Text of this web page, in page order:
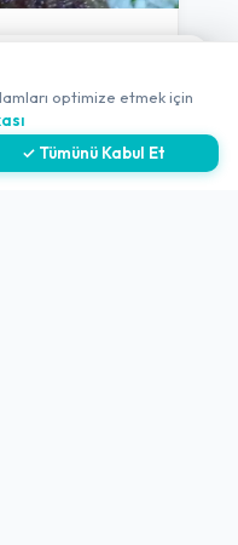
Kahvaltı
Değerlendirme)
optimize etmek için
✓ Tümünü Kabul Et
✖